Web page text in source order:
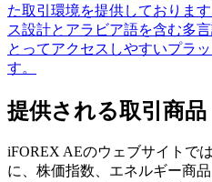
た取引環境を提供しておりま
ス設計とアラビア語を含む多
とってアクセスしやすいプラ
す。
提供される取引商品
iFOREX AEのウェブサイトで
に、株価指数、エネルギー商